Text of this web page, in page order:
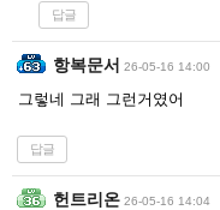
답글
항복문서 26-05-16 14:00
그렇네 그래 그런거였어
답글
헌트리온 26-05-16 14:04